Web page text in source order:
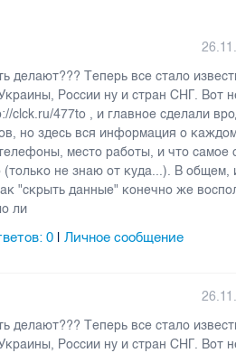
делают??? Теперь все стало
России ну и стран СНГ. Вот
clck.ru/477to , и главное сделали
но здесь вся информация о
место работы, и что самое
не знаю от куда...). В общем,
"скрыть данные" конечно же
ли
0 |Личное сообщение
делают??? Теперь все стало
России ну и стран СНГ. Вот